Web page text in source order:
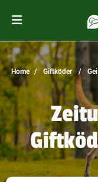
Home Giftköder